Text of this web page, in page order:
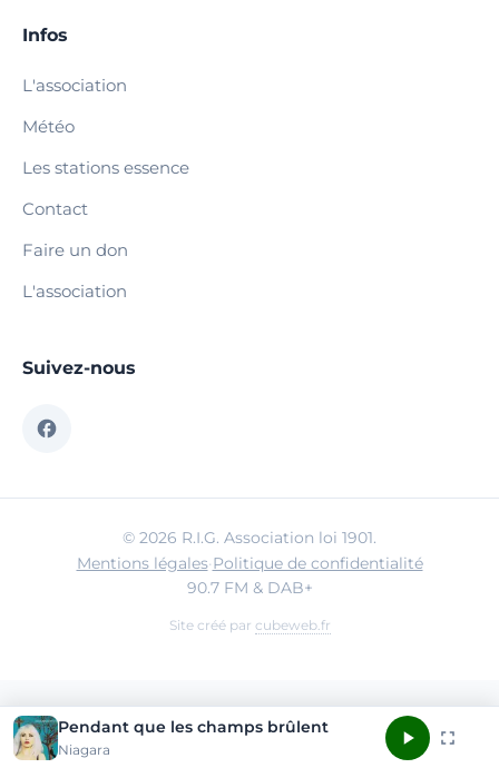
Infos
L'association
Météo
Les stations essence
Contact
Faire un don
L'association
Suivez-nous
© 2026 R.I.G. Association loi 1901.
Mentions légales·Politique de confidentialité
90.7 FM & DAB+
Site créé par cubeweb.fr
Pendant que les champs brûlent
Niagara